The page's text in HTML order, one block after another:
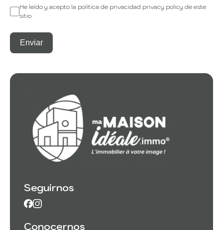
He leído y acepto la política de privacidad privacy policy de este
sitio
Enviar
Seguirnos
Conocernos